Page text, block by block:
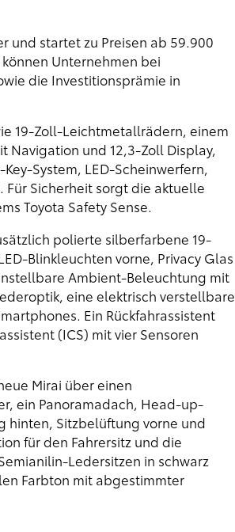
und startet zu Preisen ab 59.900
Unternehmen bei
die Investitionsprämie in
19-Zoll-Leichtmetallrädern, einem
Navigation und 12,3-Zoll Display,
System, LED-Scheinwerfern,
Für Sicherheit sorgt die aktuelle
Toyota Safety Sense.
polierte silberfarbene 19-
Blinkleuchten vorne, Privacy Glas
Ambient-Beleuchtung mit
eine elektrisch verstellbare
Ein Rückfahrassistent
(ICS) mit vier Sensoren
Mirai über einen
ein Panoramadach, Head-up-
hinten, Sitzbelüftung vorne und
für den Fahrersitz und die
Ledersitzen in schwarz
Farbton mit abgestimmter